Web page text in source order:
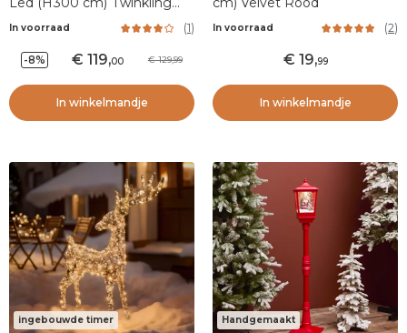
In voorraad (1)
-8% 119,00 129,99
In winkelmandje
In voorraad (2)
19,99
In winkelmandje
ingebouwde timer Handgemaakt